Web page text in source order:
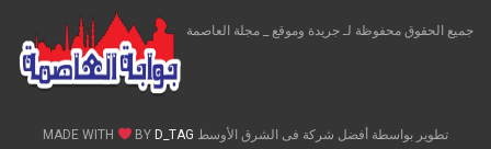
جميع الحقوق محفوظة لـ جريدة وموقع _ مجلة العاصمة
تطوير بواسطة أفضل شركة فى الشرق الأوسط MADE WITH BY D_TAG